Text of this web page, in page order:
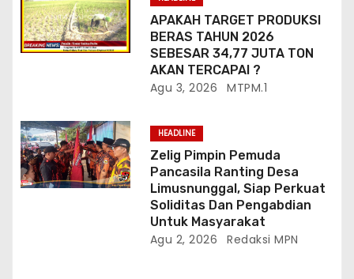
APAKAH TARGET PRODUKSI
BERAS TAHUN 2026
SEBESAR 34,77 JUTA TON
AKAN TERCAPAI ?
Agu 3, 2026 MTPM.1
HEADLINE
Zelig Pimpin Pemuda
Pancasila Ranting Desa
Limusnunggal, Siap Perkuat
Soliditas Dan Pengabdian
Untuk Masyarakat
Agu 2, 2026 Redaksi MPN